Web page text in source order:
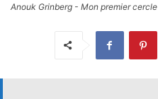
Anouk Grinberg - Mon premier cercle